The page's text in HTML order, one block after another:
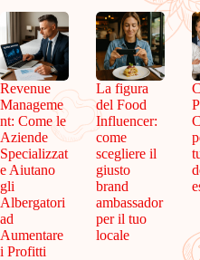
Revenue
Manageme
nt: Come le
Aziende
Specializzat
e Aiutano
gli
Albergatori
ad
Aumentare
i Profitti
La figura
del Food
Influencer:
come
scegliere il
giusto
brand
ambassador
per il tuo
locale